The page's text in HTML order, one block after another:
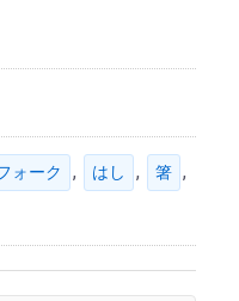
ォーク , はし , 箸 ,